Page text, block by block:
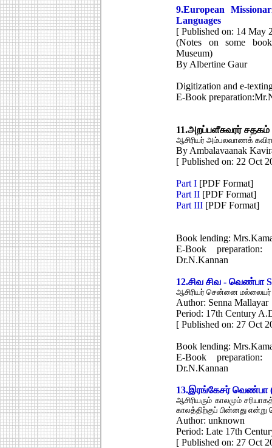
9.European
Languages
[ Published on: 14 May
(Notes on some
Museum)
By Albertine Gaur
Digitization and e-
E-Book
11.அறப்பளீசுவரர் சதகம்
ஆசிரியர் அம்பலவாணக்
By Ambalavaanak
[ Published on: 22 Oct
Part I [PDF Format]
Part II [PDF Format]
Part III [PDF Format]
Book lending:
E-Book preparation:
Dr.N.Kannan
12.சிவ சிவ - வெண்பா
ஆசிரியர் சென்னை மல்லையர்
Author: Senna Mallayar
Period: 17th Century
[ Published on: 27 Oct
Book lending:
E-Book preparation:
Dr.N.Kannan
13.இரங்கேசர் வெண்பா
ஆசிரியரும் காலமும்
காலத்திற்குப் பின்னது என்று
Author: unknown
Period: Late 17th
[ Published on: 27 Oct